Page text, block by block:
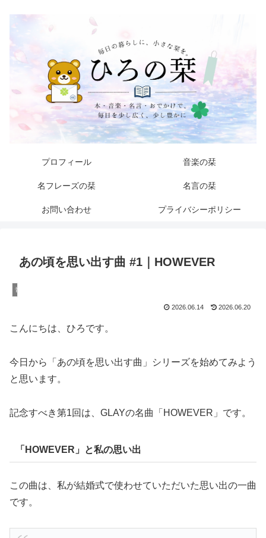
プロフィール 音楽の栞
名フレーズの栞 名言の栞
お問い合わせ プライバシーポリシー
あの頃を思い出す曲 #1｜HOWEVER
音楽
2026.06.14 2026.06.20
こんにちは、ひろです。
今日から「あの頃を思い出す曲」シリーズを始めてみよう
と思います。
記念すべき第1回は、GLAYの名曲「HOWEVER」です。
「HOWEVER」と私の思い出
この曲は、私が結婚式で使わせていただいた思い出の一曲
です。